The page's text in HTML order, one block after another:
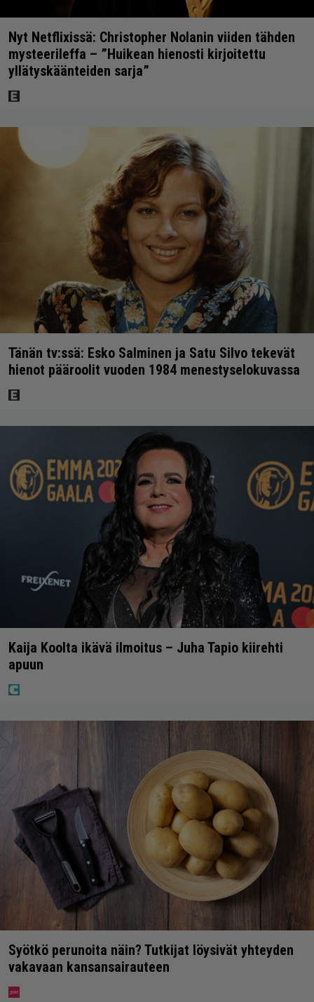
Nyt Netflixissä: Christopher Nolanin viiden tähden
mysteerileffa – ”Huikean hienosti kirjoitettu
yllätyskäänteiden sarja”
Tänän tv:ssä: Esko Salminen ja Satu Silvo tekevät
hienot pääroolit vuoden 1984 menestyselokuvassa
Kaija Koolta ikävä ilmoitus – Juha Tapio kiirehti
apuun
Syötkö perunoita näin? Tutkijat löysivät yhteyden
vakavaan kansansairauteen